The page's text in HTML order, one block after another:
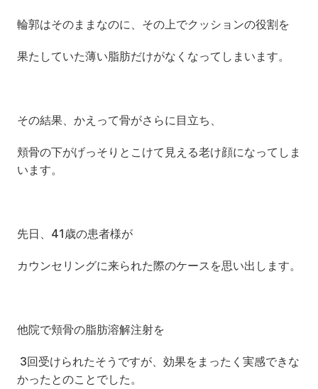
輪郭はそのままなのに、その上でクッションの役割を
果たしていた薄い脂肪だけがなくなってしまいます。
その結果、かえって骨がさらに目立ち、
頬骨の下がげっそりとこけて見える老け顔になってしま
います。
先日、41歳の患者様が
カウンセリングに来られた際のケースを思い出します。
他院で頬骨の脂肪溶解注射を
かったとのことでした。